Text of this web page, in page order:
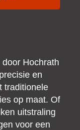
Hochrath
en
traditionele
op maat. Of
uitstraling
voor een